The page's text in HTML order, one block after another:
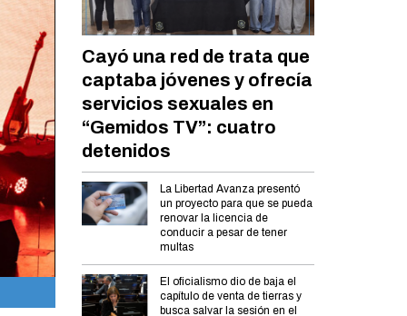
Un rico repertorio.
Cayó una red de trata que
captaba jóvenes y ofrecía
servicios sexuales en
“Gemidos TV”: cuatro
detenidos
La Libertad Avanza presentó
un proyecto para que se pueda
renovar la licencia de
conducir a pesar de tener
multas
El oficialismo dio de baja el
capítulo de venta de tierras y
busca salvar la sesión en el